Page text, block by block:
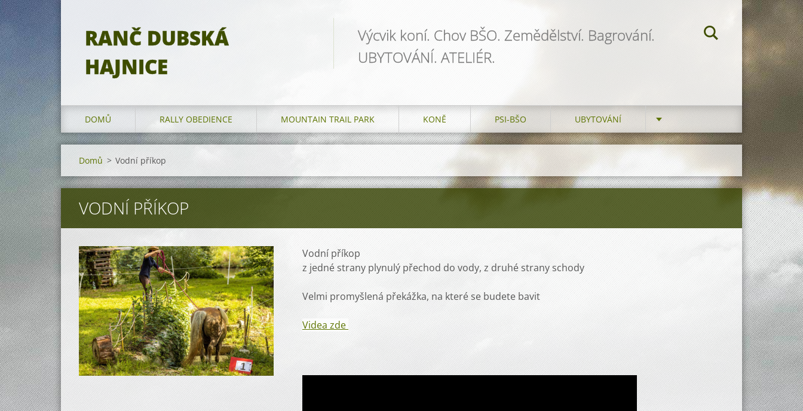
RANČ DUBSKÁ
HAJNICE
Výcvik koní. Chov BŠO. Zemědělství. Bagrování.
UBYTOVÁNÍ. ATELIÉR.
DOMŮ RALLY OBEDIENCE MOUNTAIN TRAIL PARK KONĚ PSI-BŠO UBYTOVÁNÍ
Domů > Vodní příkop
VODNÍ PŘÍKOP
Vodní příkop
z jedné strany plynulý přechod do vody, z druhé strany schody
Velmi promyšlená překážka, na které se budete bavit
Videa zde